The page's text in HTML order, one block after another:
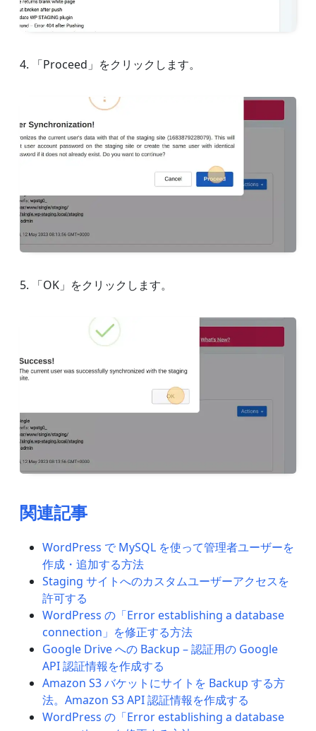
4. 「Proceed」をクリックします。
5. 「OK」をクリックします。
関連記事
WordPress で MySQL を使って管理者ユーザーを
作成・追加する方法
Staging サイトへのカスタムユーザーアクセスを
許可する
WordPress の「Error establishing a database
connection」を修正する方法
Google Drive への Backup – 認証用の Google
API 認証情報を作成する
Amazon S3 バケットにサイトを Backup する方
法。Amazon S3 API 認証情報を作成する
WordPress の「Error establishing a database